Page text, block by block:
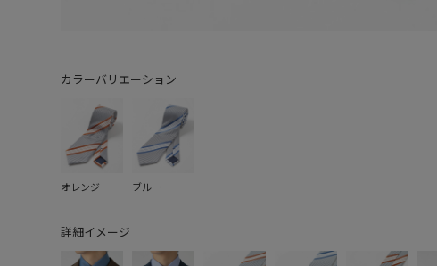
カラーバリエーション
オレンジ ブルー
詳細イメージ